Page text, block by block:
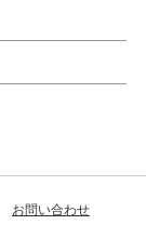
お問い合わせ